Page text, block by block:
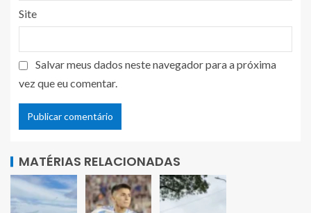
Site
Salvar meus dados neste navegador para a próxima
vez que eu comentar.
MATÉRIAS RELACIONADAS